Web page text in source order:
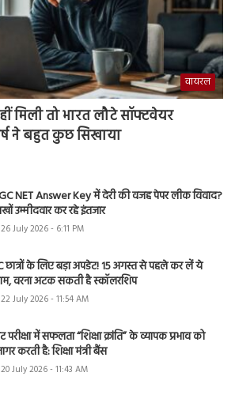
वायरल
मिली तो भारत लौटे सॉफ्टवेयर
ने बहुत कुछ सिखाया
NET Answer Key में देरी की वजह पेपर लीक विवाद?
उम्मीदवार कर रहे इंतजार
26 July 2026 - 6:11 PM
छात्रों के लिए बड़ा अपडेट! 15 अगस्त से पहले कर लें ये
वरना अटक सकती है स्कॉलरशिप
22 July 2026 - 11:54 AM
परीक्षा में सफलता “शिक्षा क्रांति” के व्यापक प्रभाव को
करती है: शिक्षा मंत्री बैंस
20 July 2026 - 11:43 AM